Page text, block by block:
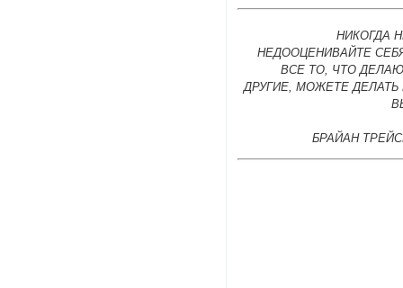
НИКОГДА
НЕДООЦЕНИВАЙТЕ
ВСЕ ТО, ЧТО
ДРУГИЕ, МОЖЕТЕ ДЕЛАТЬ
БРАЙАН